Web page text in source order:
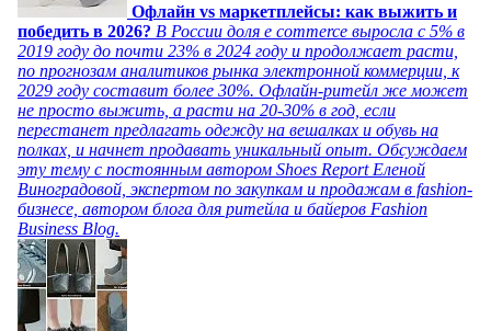
Офлайн vs маркетплейсы: как выжить и
победить в 2026? В России доля e commerce выросла с 5% в
2019 году до почти 23% в 2024 году и продолжает расти,
по прогнозам аналитиков рынка электронной коммерции, к
2029 году составит более 30%. Офлайн-ритейл же может
не просто выжить, а расти на 20-30% в год, если
перестанет предлагать одежду на вешалках и обувь на
полках, и начнет продавать уникальный опыт. Обсуждаем
эту тему с постоянным автором Shoes Report Еленой
Виноградовой, экспертом по закупкам и продажам в fashion-
бизнесе, автором блога для ритейла и байеров Fashion
Business Blog.